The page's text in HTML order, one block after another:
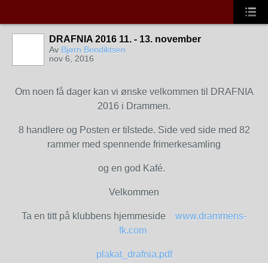
DRAFNIA 2016 11. - 13. november
Av Bjørn Bendiktsen
nov 6, 2016
Om noen få dager kan vi ønske velkommen til DRAFNIA
2016 i Drammen.
8 handlere og Posten er tilstede. Side ved side med 82
rammer med spennende frimerkesamling
og en god Kafé.
Velkommen
Ta en titt på klubbens hjemmeside www.drammens-
fk.com
plakat_drafnia.pdf